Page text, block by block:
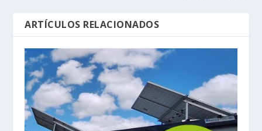
ARTÍCULOS RELACIONADOS